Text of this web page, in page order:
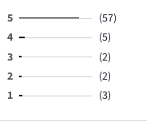
5
(57)
4
(5)
3
(2)
2
(2)
1 (3)